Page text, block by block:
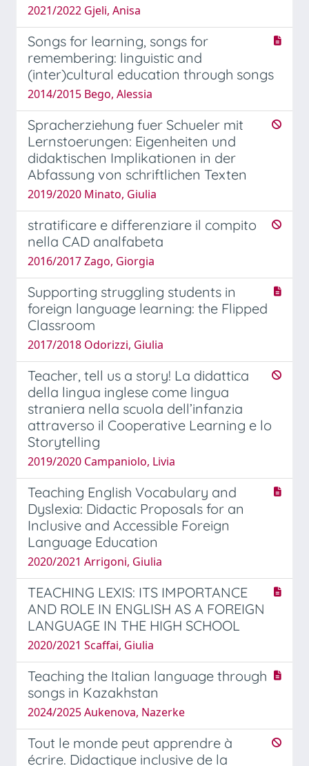
2021/2022 Gjeli, Anisa
Songs for learning, songs for
remembering: linguistic and
(inter)cultural education through songs
2014/2015 Bego, Alessia
Spracherziehung fuer Schueler mit
Lernstoerungen: Eigenheiten und
didaktischen Implikationen in der
Abfassung von schriftlichen Texten
2019/2020 Minato, Giulia
stratificare e differenziare il compito
nella CAD analfabeta
2016/2017 Zago, Giorgia
Supporting struggling students in
foreign language learning: the Flipped
Classroom
2017/2018 Odorizzi, Giulia
Teacher, tell us a story! La didattica
della lingua inglese come lingua
straniera nella scuola dell’infanzia
attraverso il Cooperative Learning e lo
Storytelling
2019/2020 Campaniolo, Livia
Teaching English Vocabulary and
Dyslexia: Didactic Proposals for an
Inclusive and Accessible Foreign
Language Education
2020/2021 Arrigoni, Giulia
TEACHING LEXIS: ITS IMPORTANCE
AND ROLE IN ENGLISH AS A FOREIGN
LANGUAGE IN THE HIGH SCHOOL
2020/2021 Scaffai, Giulia
Teaching the Italian language through
songs in Kazakhstan
2024/2025 Aukenova, Nazerke
Tout le monde peut apprendre à
écrire. Didactique inclusive de la